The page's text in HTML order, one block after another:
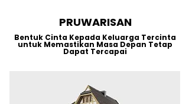
PRUWARISAN
Bentuk Cinta Kepada Keluarga Tercinta
untuk Memastikan Masa Depan Tetap
Dapat Tercapai